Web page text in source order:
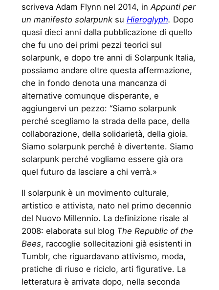
scriveva Adam Flynn nel 2014, inAppunti per
un manifesto solarpunksu Hieroglyph. Dopo
quasi dieci anni dalla pubblicazione di quello
che fu uno dei primi pezzi teorici sul
solarpunk, e dopo tre anni di Solarpunk Italia,
possiamo andare oltre questa affermazione,
che in fondo denota una mancanza di
alternative comunque disperante, e
aggiungervi un pezzo: “Siamo solarpunk
perché scegliamo la strada della pace, della
collaborazione, della solidarietà, della gioia.
Siamo solarpunk perché è divertente. Siamo
solarpunk perché vogliamo essere già ora
quel futuro da lasciare a chi verrà.»
Il solarpunk è un movimento culturale,
artistico e attivista, nato nel primo decennio
del Nuovo Millennio. La definizione risale al
2008: elaborata sul blog The Republic of the
Bees, raccoglie sollecitazioni già esistenti in
Tumblr, che riguardavano attivismo, moda,
pratiche di riuso e riciclo, arti figurative. La
letteratura è arrivata dopo, nella seconda